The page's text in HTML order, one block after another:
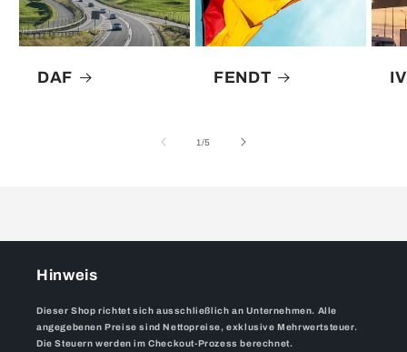
DAF FENDT
1/von
5
Hinweis
Dieser Shop richtet sich ausschließlich an Unternehmen. Alle
angegebenen Preise sind Nettopreise, exklusive Mehrwertsteuer.
Die Steuern werden im Checkout-Prozess berechnet.